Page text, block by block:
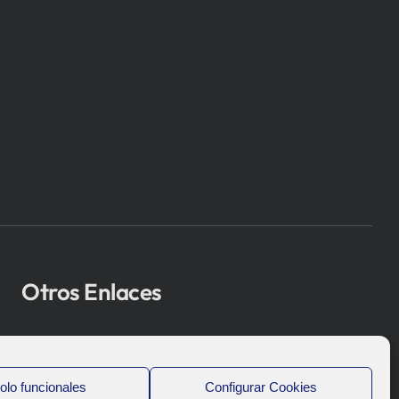
funcionales Configurar Cookies
Otros Enlaces
Bioef
Gobierno Vasco